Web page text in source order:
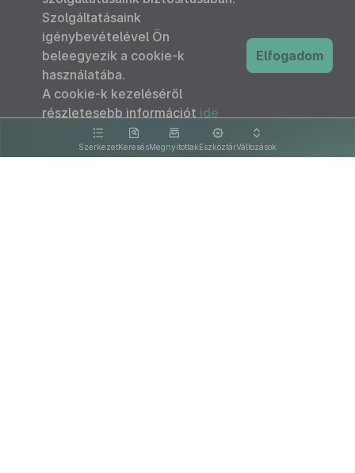
SzerkezetKeresésMegnyitottakEszköztárVáltozások
Szolgáltatásaink
igénybevételével Ön
beleegyezik a cookie-k
használatába.
A cookie-k kezeléséről
részletesebb információt ide
kattintva olvashat.
Elfogadom